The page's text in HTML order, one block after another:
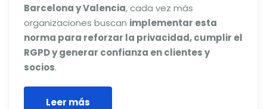
Barcelona y Valencia, cada vez más
organizaciones buscan implementar esta
norma para reforzar la privacidad, cumplir el
RGPD y generar confianza en clientes y
socios.
Leer más